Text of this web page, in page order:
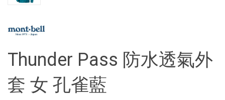
Thunder Pass 防水透氣外
套 女 孔雀藍